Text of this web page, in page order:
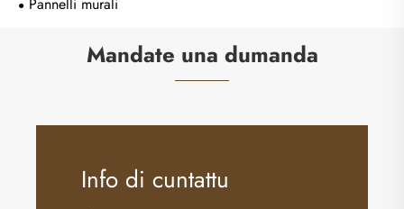
Pannelli murali
Mandate una dumanda
Info di cuntattu